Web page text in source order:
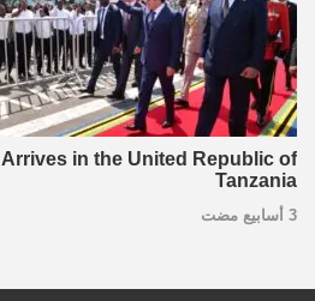
in the United Republic of
Tanzania
3 أسابيع مضت